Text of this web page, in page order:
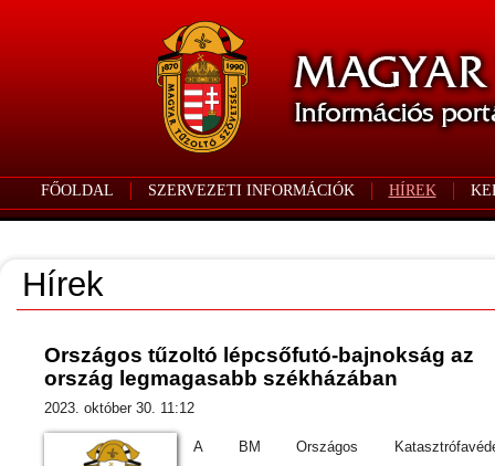
FŐOLDAL SZERVEZETI INFORMÁCIÓK HÍREK
Hírek
Országos tűzoltó lépcsőfutó-bajnokság az
ország legmagasabb székházában
2023. október 30. 11:12
A BM Országos